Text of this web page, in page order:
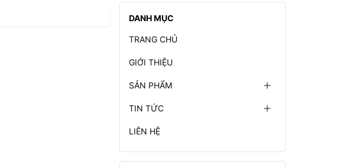
DANH MỤC
TRANG CHỦ
GIỚI THIỆU
SẢN PHẨM
TIN TỨC
LIÊN HỆ